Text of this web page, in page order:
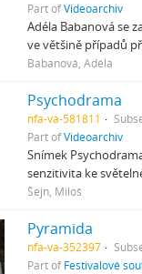
Part ofVideoarchiv
Adéla Babanová se
ve většině případů
Babanová, Adéla
Psychodrama
nfa-va-581811
Part ofVideoarchiv
Snímek
senzitivita ke
Šejn, Miloš
Pyramida
nfa-va-352397
Part ofFestivalové